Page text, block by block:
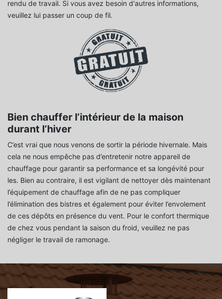
rendu de travail. Si vous avez besoin d'autres informations,
veuillez lui passer un coup de fil.
Bien chauffer l’intérieur de la maison
durant l’hiver
C’est vrai que nous venons de sortir la période hivernale. Mais
cela ne nous empêche pas d’entretenir notre appareil de
chauffage pour garantir sa performance et sa longévité pour
les. Bien au contraire, il est vigilant de nettoyer dès maintenant
l’équipement de chauffage afin de ne pas compliquer
l’élimination des bistres et également pour éviter l’envolement
de ces dépôts en présence du vent. Pour le confort thermique
de chez vous pendant la saison du froid, veuillez ne pas
négliger le travail de ramonage.